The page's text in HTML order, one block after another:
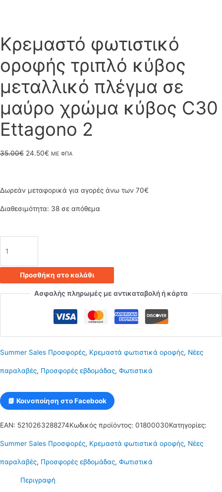
Κρεμαστό φωτιστικό
οροφής τριπλό κύβος
μεταλλικό πλέγμα σε
μαύρο χρώμα κύβος C30
Ettagono 2
35.00€ Original
was:
35.00€.
24.50€ Η
τιμή
είναι:
ΜΕ ΦΠΑ
Δωρεάν μεταφορικά για αγορές άνω των 70€
Διαθεσιμότητα: 38 σε απόθεμα
οροφής
μεταλλικό
πλέγμα
σε
μαύρο
χρώμα
κύβος
C30
Ettagono
Προσθήκη στο καλάθι
Ασφαλής πληρωμές με αντικαταβολή ή κάρτα
Summer Sales Προσφορές, Κρεμαστά φωτιστικά οροφής, Νέες
παραλαβές, Προσφορές εβδομάδας, Φωτιστικά
📘 Κοινοποίηση στο Facebook
EAN: 5210263288274Κωδικός προϊόντος: 01800030Κατηγορίες:
Summer Sales Προσφορές, Κρεμαστά φωτιστικά οροφής, Νέες
παραλαβές, Προσφορές εβδομάδας, Φωτιστικά
Περιγραφή